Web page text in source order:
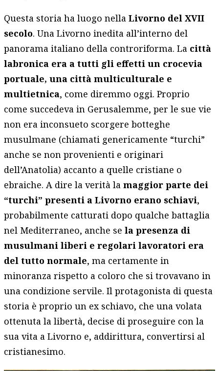
Questa storia ha luogo nellaLivorno del XVII
secolo. Una Livorno inedita all’interno del
panorama italiano della controriforma. La città
labronica era a tutti gli effetti un crocevia
portuale, una città multiculturale e
multietnica, come diremmo oggi. Proprio
come succedeva in Gerusalemme, per le sue vie
non era inconsueto scorgere botteghe
musulmane (chiamati genericamente “turchi”
anche se non provenienti e originari
dell’Anatolia) accanto a quelle cristiane o
ebraiche. A dire la verità lamaggior parte dei
“turchi” presenti a Livorno erano schiavi,
probabilmente catturati dopo qualche battaglia
nel Mediterraneo, anche sela presenza di
musulmani liberi e regolari lavoratori era
del tutto normale, ma certamente in
minoranza rispetto a coloro che si trovavano in
una condizione servile. Il protagonista di questa
storia è proprio un ex schiavo, che una volata
ottenuta la libertà, decise di proseguire con la
sua vita a Livorno e, addirittura, convertirsi al
cristianesimo.